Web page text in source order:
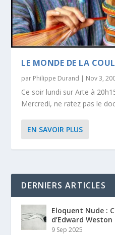
LE MONDE DE LA
par Philippe Durand | Nov 3,
Ce soir lundi sur Arte à
Mercredi, ne ratez pas le
EN SAVOIR PLUS
DERNIERS ARTICLES
Eloquent Nude :
d’Edward Weston
9 Sep 2025